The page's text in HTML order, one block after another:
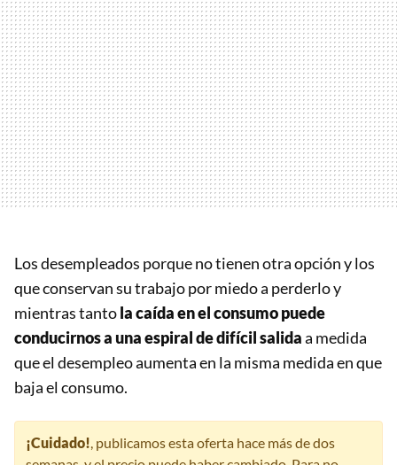
Los desempleados porque no tienen otra opción y los
que conservan su trabajo por miedo a perderlo y
mientras tantola caída en el consumo puede
conducirnos a una espiral de difícil salidaa medida
que el desempleo aumenta en la misma medida en que
baja el consumo.
¡Cuidado!, publicamos esta oferta hace más de dos